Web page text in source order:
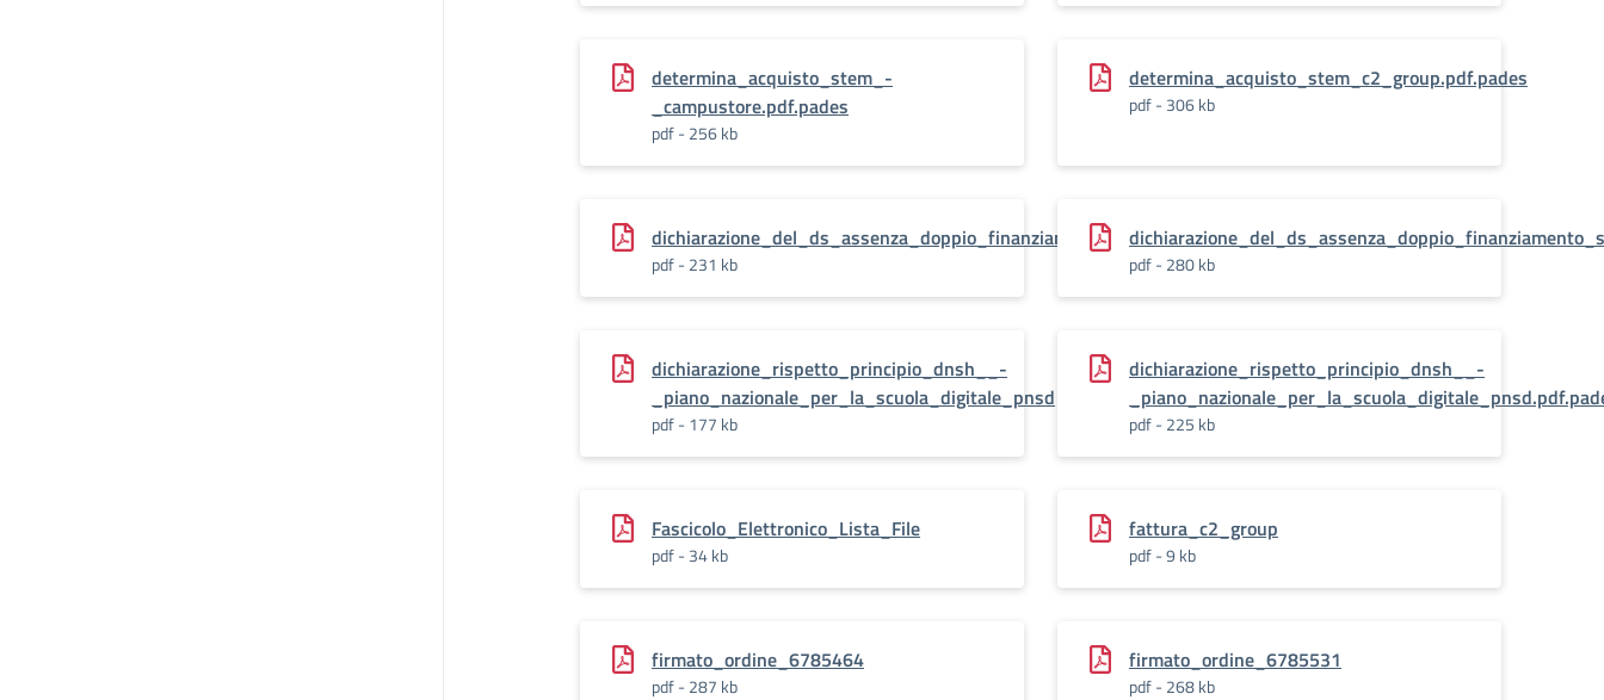
determina_acquisto_stem_-
_campustore.pdf.pades
pdf - 256 kb
determina_acquisto_stem_c2_group.pdf.pades
pdf - 306 kb
dichiarazione_del_ds_assenza_doppio_finanziamento_spazi_e_ambienti_digitali_stem
pdf - 231 kb pdf - 280 kb
dichiarazione_rispetto_principio_dnsh__-
_piano_nazionale_per_la_scuola_digitale_pnsd
pdf - 177 kb
dichiarazione_rispetto_principio_dnsh__-
pdf - 225 kb
Fascicolo_Elettronico_Lista_File
pdf - 34 kb
fattura_c2_group
pdf - 9 kb
firmato_ordine_6785464
pdf - 287 kb
firmato_ordine_6785531
pdf - 268 kb